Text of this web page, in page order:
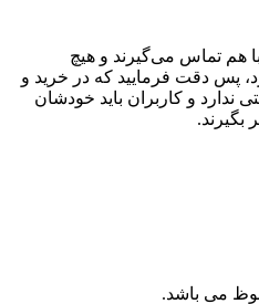
با هم تماس می‌گیرند و هیچ
پس دقت فرمایید که در خرید و
ندارد و کاربران باید خودشان
می باشد.